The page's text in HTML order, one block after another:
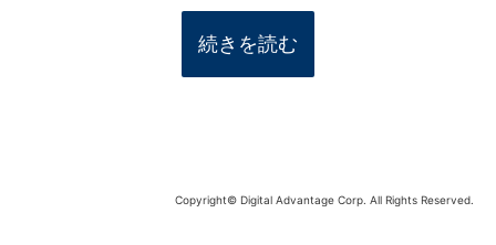
続きを読む
Copyright© Digital Advantage Corp. All Rights Reserved.